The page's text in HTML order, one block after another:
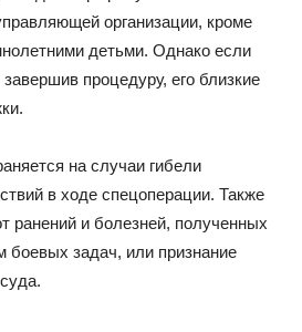
организации, кроме
детьми. Однако если
процедуру, его близкие
на случаи гибели
в ходе спецоперации. Также
ранений и болезней, полученных
боевых задач, или признание